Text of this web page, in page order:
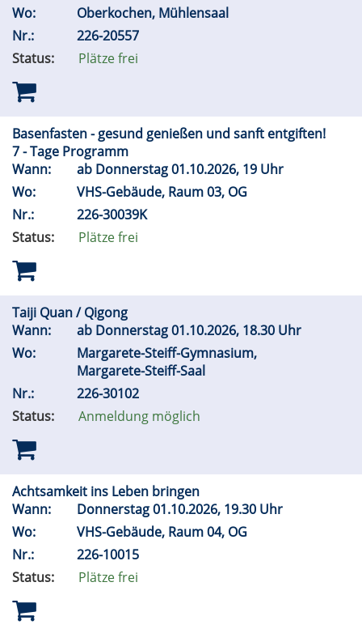
Wo:
Oberkochen, Mühlensaal
Nr.:
226-20557
Status:
Plätze frei
Basenfasten - gesund genießen und sanft entgiften!
7 - Tage Programm
Wann:
ab Donnerstag 01.10.2026, 19 Uhr
Wo:
VHS-Gebäude, Raum 03, OG
Nr.:
226-30039K
Status:
Plätze frei
Taiji Quan / Qigong
Wann:
ab Donnerstag 01.10.2026, 18.30 Uhr
Wo:
Margarete-Steiff-Gymnasium,
Margarete-Steiff-Saal
Nr.:
226-30102
Status:
Anmeldung möglich
Achtsamkeit ins Leben bringen
Wann:
Donnerstag 01.10.2026, 19.30 Uhr
Wo:
VHS-Gebäude, Raum 04, OG
Nr.:
226-10015
Status:
Plätze frei